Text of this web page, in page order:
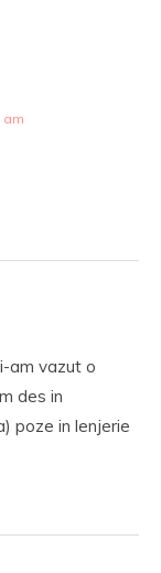
am
am vazut o
des in
poze in lenjerie